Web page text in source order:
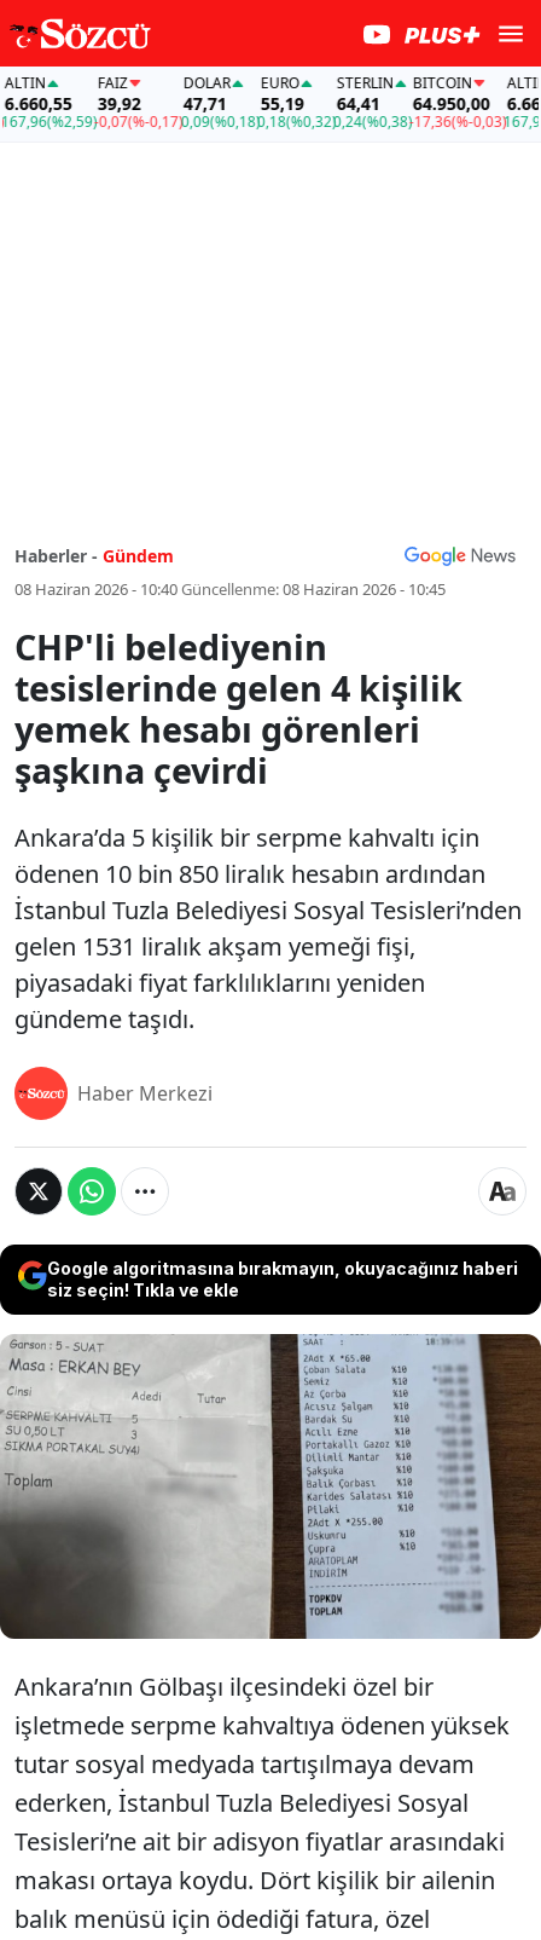
(%2,59)
FAİZ
39,92
-0,07(%-0,17)
DOLAR
47,71
0,09(%0,18)
EURO
55,19
0,18(%0,32)
STERLIN
64,41
0,24(%0,38)
BITCOIN
64.950,00
-17,36(%-0,03)
ALTIN
167,96
Haberler - Gündem
08 Haziran 2026 - 10:40Güncellenme:08 Haziran 2026 - 10:45
CHP'li belediyenin
tesislerinde gelen 4 kişilik
yemek hesabı görenleri
şaşkına çevirdi
Ankara’da 5 kişilik bir serpme kahvaltı için
ödenen 10 bin 850 liralık hesabın ardından
İstanbul Tuzla Belediyesi Sosyal Tesisleri’nden
gelen 1531 liralık akşam yemeği fişi,
piyasadaki fiyat farklılıklarını yeniden
gündeme taşıdı.
Haber Merkezi
Google algoritmasına bırakmayın, okuyacağınız haberi
siz seçin! Tıkla ve ekle
Ankara’da 5 kişilik bir serpme kahvaltı için
ödenen 10 bin 850 liralık hesabın ardından
İstanbul Tuzla Belediyesi Sosyal Tesisleri’nden
gelen 1531 liralık akşam yemeği fişi,
piyasadaki fiyat farklılıklarını yeniden
Ankara’nın Gölbaşı ilçesindeki özel bir
işletmede serpme kahvaltıya ödenen yüksek
tutar sosyal medyada tartışılmaya devam
ederken, İstanbul Tuzla Belediyesi Sosyal
Tesisleri’ne ait bir adisyon fiyatlar arasındaki
makası ortaya koydu. Dört kişilik bir ailenin
balık menüsü için ödediği fatura, özel